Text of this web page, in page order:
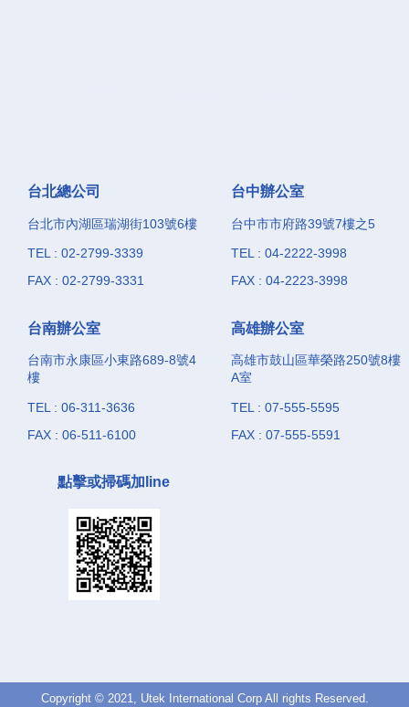
台北總公司
台北市內湖區瑞湖街103號6樓
TEL : 02-2799-3339
FAX : 02-2799-3331
台中辦公室
台中市市府路39號7樓之5
TEL : 04-2222-3998
FAX : 04-2223-3998
台南辦公室
台南市永康區小東路689-8號4
樓
TEL : 06-311-3636
FAX : 06-511-6100
高雄辦公室
高雄市鼓山區華榮路250號8樓
A室
TEL : 07-555-5595
FAX : 07-555-5591
點擊或掃碼加line
Copyright © 2021, Utek International Corp All rights Reserved.